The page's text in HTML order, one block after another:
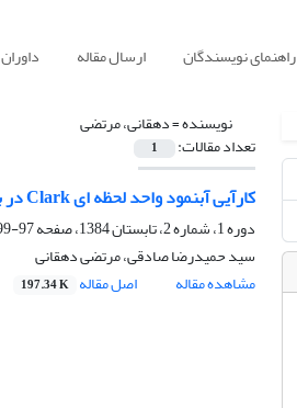
راهنمای نویسندگان ارسال مقاله داوران
نویسنده =دهقانی، مرتضی
تعداد مقالات: 1
کارآیی آبنمود واحد لحظه‏ ای Clark در بازسازی آبنمود واحد سیل
دوره 1، شماره 2، تابستان 1384، صفحه
97-99
سید حمیدرضا صادقی، مرتضی دهقانی
مشاهده مقاله
اصل مقاله 197.34 K